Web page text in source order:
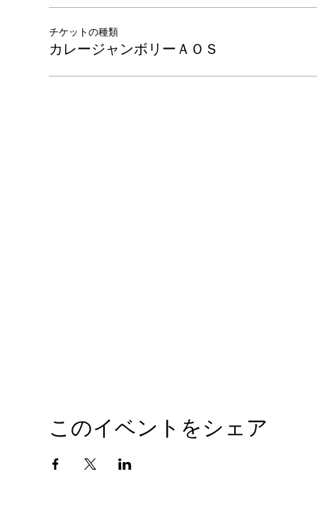
チケットの種類
カレージャンボリーＡＯＳ
このイベントをシェア